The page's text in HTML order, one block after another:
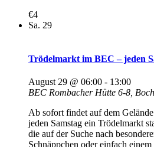
€4
Sa. 29
Trödelmarkt im BEC – jeden
August 29 @ 06:00 - 13:00
BEC Rombacher Hütte 6-8,
Ab sofort findet auf dem
jeden Samstag ein Trödelmarkt
die auf der Suche nach
Schnäppchen oder einfach